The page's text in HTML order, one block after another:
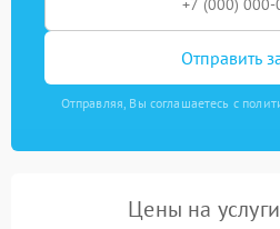
Отправить
Отправляя, Вы соглашаетесь с
Цены на